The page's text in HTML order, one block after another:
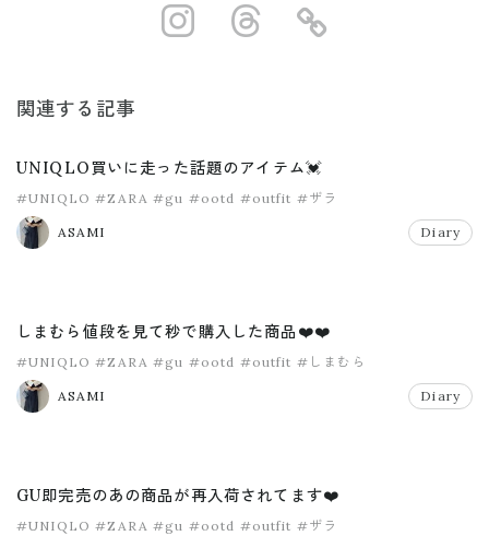
https://https://
関連する記事
UNIQLO買いに走った話題のアイテム💓
#UNIQLO #ZARA #gu #ootd #outfit #ザラ
ASAMI Diary
しまむら値段を見て秒で購入した商品❤️❤️
#UNIQLO #ZARA #gu #ootd #outfit #しまむら
ASAMI Diary
GU即完売のあの商品が再入荷されてます❤️
#UNIQLO #ZARA #gu #ootd #outfit #ザラ